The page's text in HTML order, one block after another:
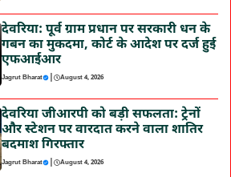
देवरिया: पूर्व ग्राम प्रधान पर सरकारी धन के
गबन का मुकदमा, कोर्ट के आदेश पर दर्ज हुई
एफआईआर
Jagrut Bharat | August 4, 2026
देवरिया जीआरपी को बड़ी सफलता: ट्रेनों
और स्टेशन पर वारदात करने वाला शातिर
बदमाश गिरफ्तार
Jagrut Bharat | August 4, 2026